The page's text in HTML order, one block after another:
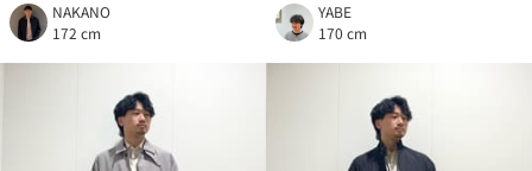
NAKANO
172 cm
YABE
170 cm